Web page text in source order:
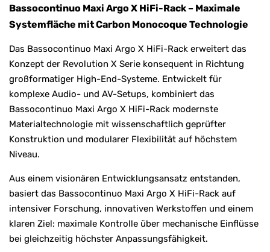
Bassocontinuo Maxi Argo X HiFi-Rack – Maximale
Systemfläche mit Carbon Monocoque Technologie
Das Bassocontinuo Maxi Argo X HiFi-Rack erweitert das
Konzept der Revolution X Serie konsequent in Richtung
großformatiger High-End-Systeme. Entwickelt für
komplexe Audio- und AV-Setups, kombiniert das
Bassocontinuo Maxi Argo X HiFi-Rack modernste
Materialtechnologie mit wissenschaftlich geprüfter
Konstruktion und modularer Flexibilität auf höchstem
Niveau.
Aus einem visionären Entwicklungsansatz entstanden,
basiert das Bassocontinuo Maxi Argo X HiFi-Rack auf
intensiver Forschung, innovativen Werkstoffen und einem
klaren Ziel: maximale Kontrolle über mechanische Einflüsse
bei gleichzeitig höchster Anpassungsfähigkeit.